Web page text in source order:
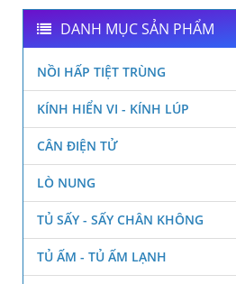
DANH MỤC SẢN PHẨM
NỒI HẤP TIỆT TRÙNG
KÍNH HIỂN VI - KÍNH LÚP
CÂN ĐIỆN TỬ
LÒ NUNG
TỦ SẤY - SẤY CHÂN KHÔNG
TỦ ẤM - TỦ ẤM LẠNH